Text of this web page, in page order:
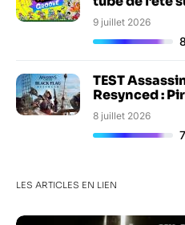
9 juillet 2026
TEST
Resynced :
8 juillet 2026
LES ARTICLES EN LIEN